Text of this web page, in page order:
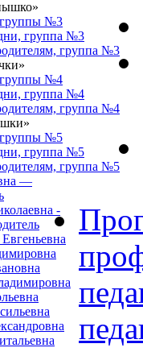
№3
группа №3
группа №3
№4
группа №4
группа №4
№5
группа №5
группа №5
—
-